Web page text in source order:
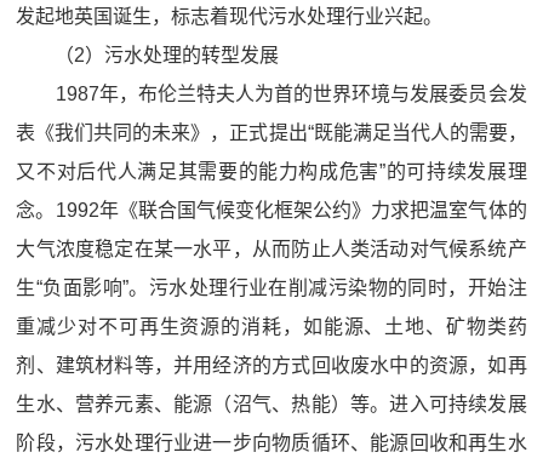
发起地英国诞生，标志着现代污水处理行业兴起。
（2）污水处理的转型发展
1987年，布伦兰特夫人为首的世界环境与发展委员会发
表《我们共同的未来》，正式提出“既能满足当代人的需要，
又不对后代人满足其需要的能力构成危害”的可持续发展理
念。1992年《联合国气候变化框架公约》力求把温室气体的
大气浓度稳定在某一水平，从而防止人类活动对气候系统产
生“负面影响”。污水处理行业在削减污染物的同时，开始注
重减少对不可再生资源的消耗，如能源、土地、矿物类药
剂、建筑材料等，并用经济的方式回收废水中的资源，如再
生水、营养元素、能源（沼气、热能）等。进入可持续发展
阶段，污水处理行业进一步向物质循环、能源回收和再生水